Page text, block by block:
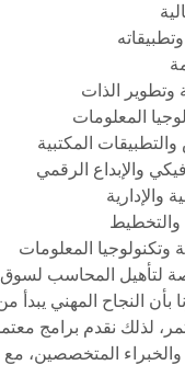
وتطوير الذات
المعلومات
المكتبية
والإبداع الرقمي
والإدارية
والتخطيط
وتكنولوجيا المعلومات
لتأهيل المحاسب لسوق
النجاح المهني يبدأ
لذلك نقدم برامج
المتخصصين، مع